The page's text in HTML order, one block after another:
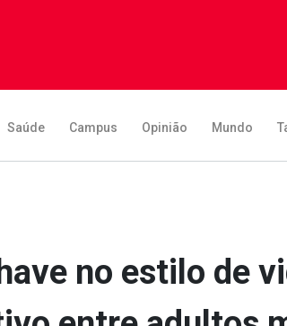
Saúde Campus Opinião Mundo
no estilo de